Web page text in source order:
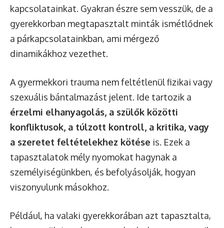
kapcsolatainkat. Gyakran észre sem vesszük, de a
gyerekkorban megtapasztalt minták ismétlődnek
a párkapcsolatainkban, ami mérgező
dinamikákhoz vezethet.
A gyermekkori trauma nem feltétlenül fizikai vagy
szexuális bántalmazást jelent. Ide tartozik a
érzelmi elhanyagolás, a szülők közötti
konfliktusok, a túlzott kontroll, a kritika, vagy
a szeretet feltételekhez kötése is. Ezek a
tapasztalatok mély nyomokat hagynak a
személyiségünkben, és befolyásolják, hogyan
viszonyulunk másokhoz.
Például, ha valaki gyerekkorában azt tapasztalta,